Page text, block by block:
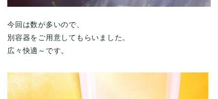
今回は数が多いので、
別容器をご用意してもらいました。
広々快適～です。